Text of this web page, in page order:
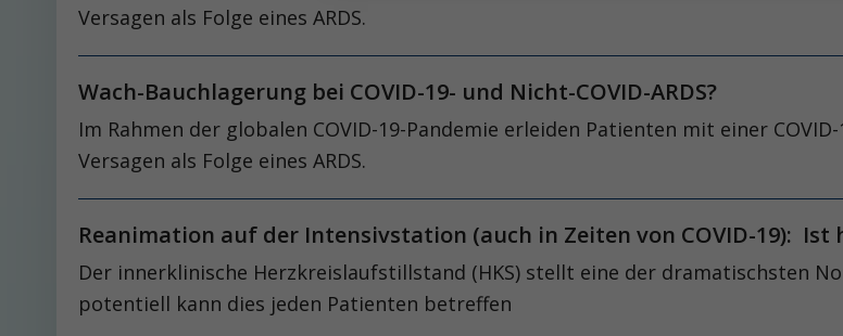
Versagen als Folge eines ARDS.
Wach-Bauchlagerung bei COVID-19- und Nicht-COVID-ARDS?
Im Rahmen der globalen COVID-19-Pandemie erleiden Patienten mit einer
Versagen als Folge eines ARDS.
Reanimation auf der Intensivstation (auch in Zeiten von COVID-19): Ist
Der innerklinische Herzkreislaufstillstand (HKS) stellt eine der dramatischsten
potentiell kann dies jeden Patienten betreffen